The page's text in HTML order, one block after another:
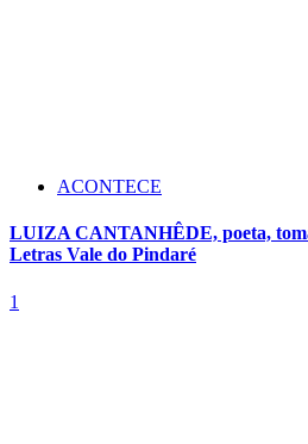
ACONTECE
LUIZA CANTANHÊDE, poeta,
Letras Vale do Pindaré
1